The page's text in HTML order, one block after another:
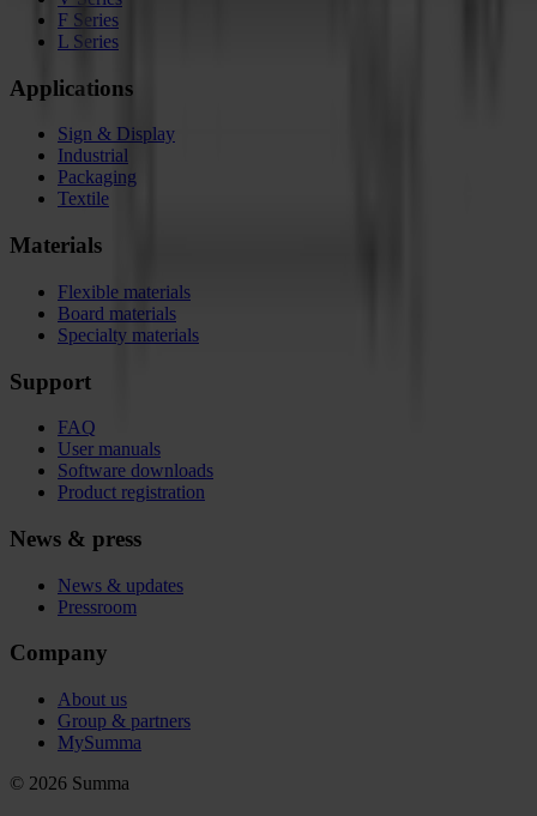
F Series
L Series
Applications
Sign & Display
Industrial
Packaging
Textile
Materials
Flexible materials
Board materials
Specialty materials
Support
FAQ
User manuals
Software downloads
Product registration
News & press
News & updates
Pressroom
Company
About us
Group & partners
MySumma
© 2026 Summa